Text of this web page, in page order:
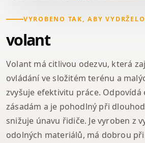
VYROBENO TAK, ABY VYDRŽELO
volant
Volant má citlivou odezvu, která
ovládání ve složitém terénu a
zvyšuje efektivitu práce.
zásadám a je pohodlný při
snižuje únavu řidiče. Je vyroben z
odolných materiálů, má dobrou